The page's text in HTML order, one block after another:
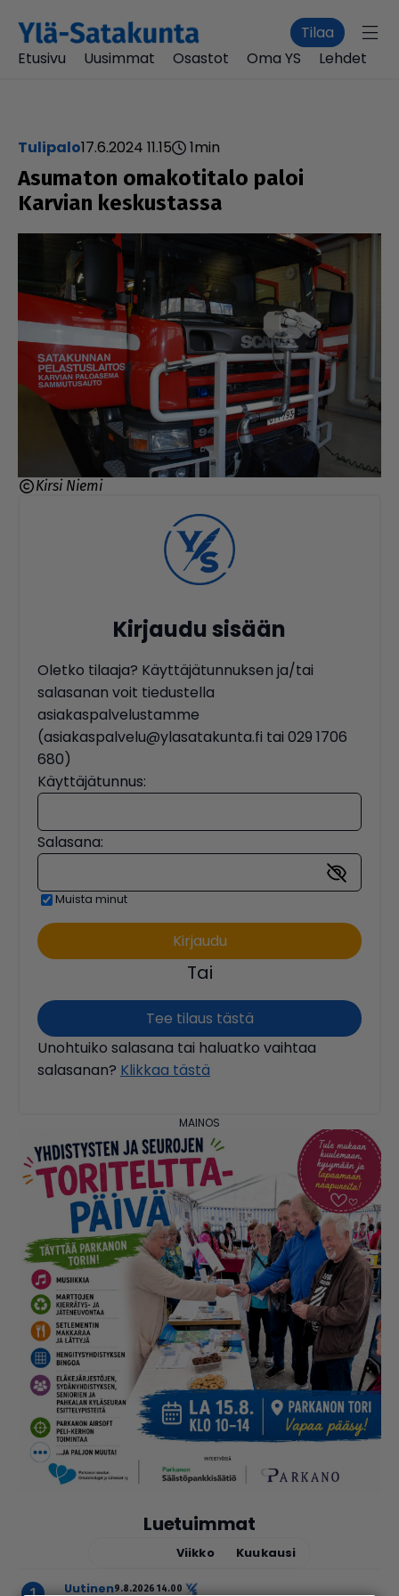
Tilaa
Etusivu
Uusimmat Osastot Oma YS Lehdet
tulipalo17.6.2024 11.15 1min
Asumaton oma­ko­ti­talo paloi
Karvian kes­kus­tassa
Kirsi Niemi
Kirjaudu sisään
Oletko tilaaja? Käyttäjätunnuksen ja/tai
salasanan voit tiedustella
asiakaspalvelustamme
(asiakaspalvelu@ylasatakunta.fi tai 029 1706
680)
Käyttäjätunnus:
Salasana:
Muista minut
Tai
Tee tilaus tästä
Unohtuiko salasana tai haluatko vaihtaa
salasanan? Klikkaa tästä
Luetuimmat
Viikko Kuukausi
uutinen9.8.2026 14.00